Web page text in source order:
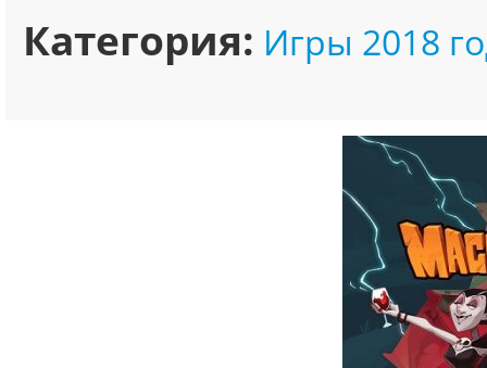
Категория: Игры 2018